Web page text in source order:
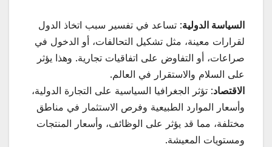
السياسة الدولية: تساعد في تفسير سبب اتخاذ الدول
لقرارات معينة، مثل تشكيل التحالفات، أو الدخول في
صراعات، أو التفاوض على اتفاقيات تجارية. وهذا يؤثر
على السلام والاستقرار في العالم.
الاقتصاد: تؤثر الجغرافيا السياسية على التجارة الدولية،
وأسعار الموارد الطبيعية وفرص الاستثمار في مناطق
مختلفة، مما قد يؤثر على الوظائف، وأسعار المنتجات
ومستويات المعيشة.